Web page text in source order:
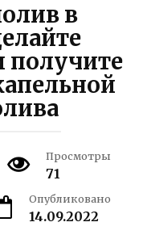
в
получите
Просмотры
71
Опубликовано
14.09.2022